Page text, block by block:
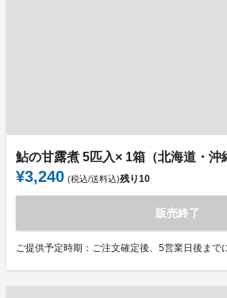
鮎の甘露煮 5匹入× 1箱（北海道・沖
¥3,240 (税込/送料込)残り10
販売終了
ご提供予定時期：ご注文確定後、5営業日後まで